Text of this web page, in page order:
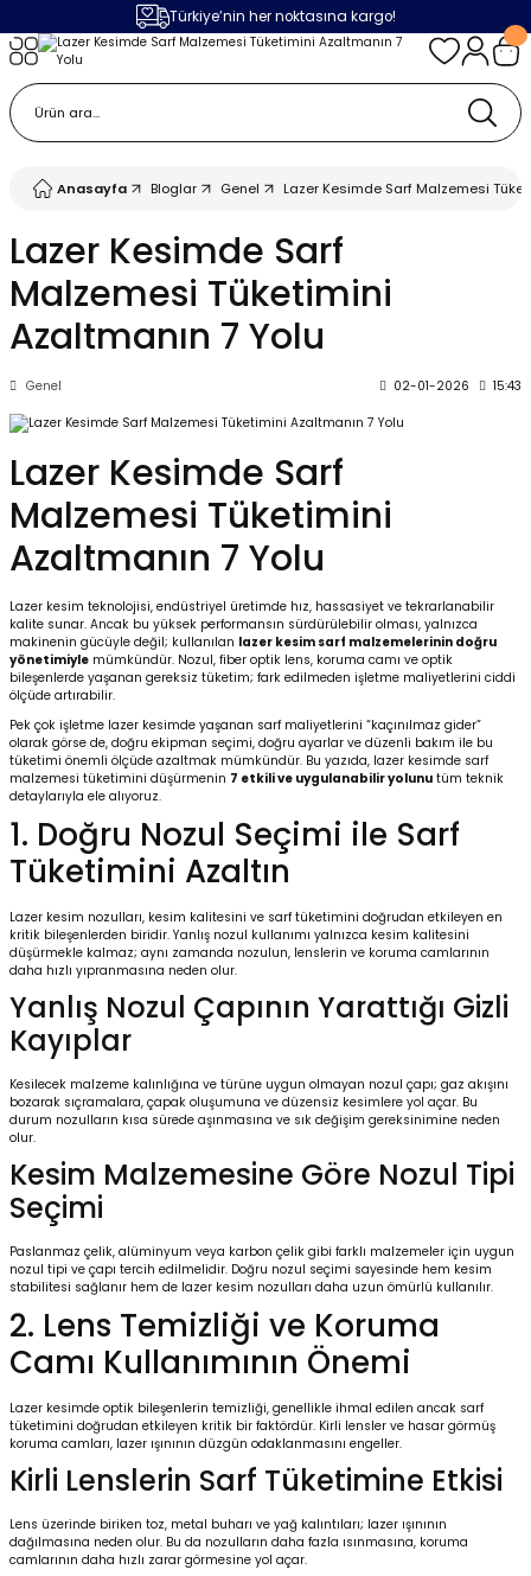
Türkiye’nin her noktasına kargo!
Anasayfa Bloglar Genel Lazer Kesimde Sarf Malzemesi
Lazer Kesimde Sarf
Malzemesi Tüketimini
Azaltmanın 7 Yolu
Genel 02-01-2026 15:43
Lazer Kesimde Sarf
Malzemesi Tüketimini
Azaltmanın 7 Yolu
Lazer kesim teknolojisi, endüstriyel üretimde hız, hassasiyet ve tekrarlanabilir
kalite sunar. Ancak bu yüksek performansın sürdürülebilir olması, yalnızca
makinenin gücüyle değil; kullanılan lazer kesim sarf malzemelerinin doğru
yönetimiyle mümkündür. Nozul, fiber optik lens, koruma camı ve optik
bileşenlerde yaşanan gereksiz tüketim; fark edilmeden işletme maliyetlerini ciddi
ölçüde artırabilir.
Pek çok işletme lazer kesimde yaşanan sarf maliyetlerini “kaçınılmaz gider”
olarak görse de, doğru ekipman seçimi, doğru ayarlar ve düzenli bakım ile bu
tüketimi önemli ölçüde azaltmak mümkündür. Bu yazıda, lazer kesimde sarf
malzemesi tüketimini düşürmenin 7 etkili ve uygulanabilir yolunu tüm teknik
detaylarıyla ele alıyoruz.
1. Doğru Nozul Seçimi ile Sarf
Tüketimini Azaltın
Lazer kesim nozulları, kesim kalitesini ve sarf tüketimini doğrudan etkileyen en
kritik bileşenlerden biridir. Yanlış nozul kullanımı yalnızca kesim kalitesini
düşürmekle kalmaz; aynı zamanda nozulun, lenslerin ve koruma camlarının
daha hızlı yıpranmasına neden olur.
Yanlış Nozul Çapının Yarattığı Gizli
Kayıplar
Kesilecek malzeme kalınlığına ve türüne uygun olmayan nozul çapı; gaz akışını
bozarak sıçramalara, çapak oluşumuna ve düzensiz kesimlere yol açar. Bu
durum nozulların kısa sürede aşınmasına ve sık değişim gereksinimine neden
olur.
Kesim Malzemesine Göre Nozul Tipi
Seçimi
Paslanmaz çelik, alüminyum veya karbon çelik gibi farklı malzemeler için uygun
nozul tipi ve çapı tercih edilmelidir. Doğru nozul seçimi sayesinde hem kesim
stabilitesi sağlanır hem de lazer kesim nozulları daha uzun ömürlü kullanılır.
2. Lens Temizliği ve Koruma
Camı Kullanımının Önemi
Lazer kesimde optik bileşenlerin temizliği, genellikle ihmal edilen ancak sarf
tüketimini doğrudan etkileyen kritik bir faktördür. Kirli lensler ve hasar görmüş
koruma camları, lazer ışınının düzgün odaklanmasını engeller.
Kirli Lenslerin Sarf Tüketimine Etkisi
Lens üzerinde biriken toz, metal buharı ve yağ kalıntıları; lazer ışınının
dağılmasına neden olur. Bu da nozulların daha fazla ısınmasına, koruma
camlarının daha hızlı zarar görmesine yol açar.
Geri Dön
Camı
Ürünleri
Geri Dön
Geri Dön
Sistemleri
Geri Dön
Montaj Ekipmanı